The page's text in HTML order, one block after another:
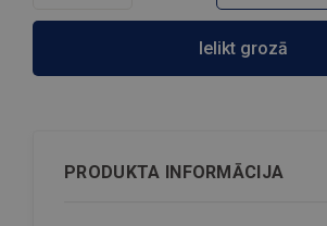
Ielikt grozā
PRODUKTA INFORMĀCIJA